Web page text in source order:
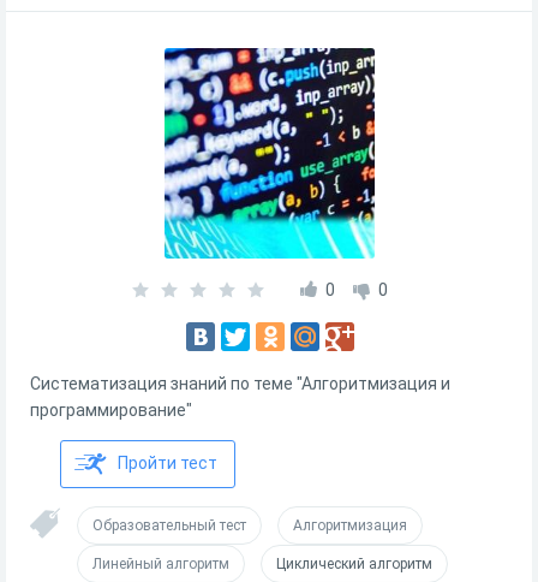
0 0
Систематизация знаний по теме "Алгоритмизация и
программирование"
Пройти тест
Образовательный тест Алгоритмизация
Линейный алгоритм Циклический алгоритм